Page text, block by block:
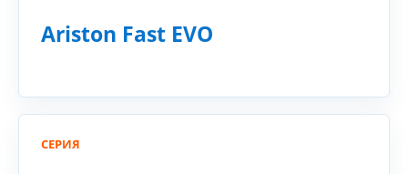
Ariston Fast EVO
СЕРИЯ